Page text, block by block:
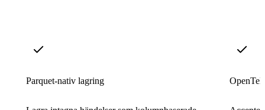
Parquet-nativ lagring